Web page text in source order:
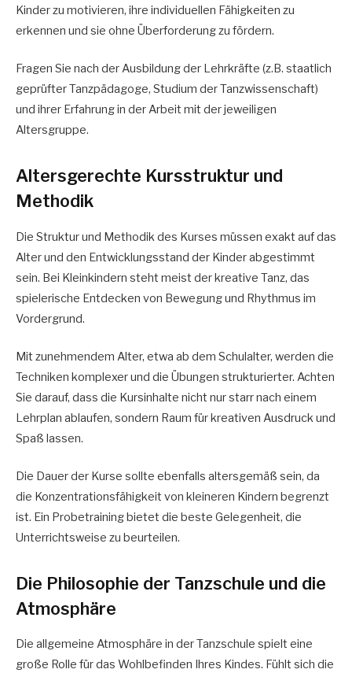
Kinder zu motivieren, ihre individuellen Fähigkeiten zu
erkennen und sie ohne Überforderung zu fördern.
Fragen Sie nach der Ausbildung der Lehrkräfte (z.B. staatlich
geprüfter Tanzpädagoge, Studium der Tanzwissenschaft)
und ihrer Erfahrung in der Arbeit mit der jeweiligen
Altersgruppe.
Altersgerechte Kursstruktur und
Methodik
Die Struktur und Methodik des Kurses müssen exakt auf das
Alter und den Entwicklungsstand der Kinder abgestimmt
sein. Bei Kleinkindern steht meist der kreative Tanz, das
spielerische Entdecken von Bewegung und Rhythmus im
Vordergrund.
Mit zunehmendem Alter, etwa ab dem Schulalter, werden die
Techniken komplexer und die Übungen strukturierter. Achten
Sie darauf, dass die Kursinhalte nicht nur starr nach einem
Lehrplan ablaufen, sondern Raum für kreativen Ausdruck und
Spaß lassen.
Die Dauer der Kurse sollte ebenfalls altersgemäß sein, da
die Konzentrationsfähigkeit von kleineren Kindern begrenzt
ist. Ein Probetraining bietet die beste Gelegenheit, die
Unterrichtsweise zu beurteilen.
Die Philosophie der Tanzschule und die
Atmosphäre
Die allgemeine Atmosphäre in der Tanzschule spielt eine
große Rolle für das Wohlbefinden Ihres Kindes. Fühlt sich die